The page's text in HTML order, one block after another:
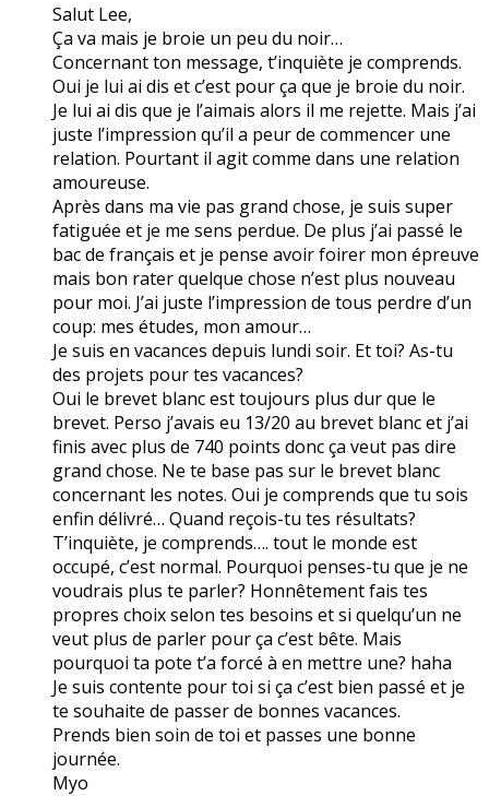
Salut Lee,
Ça va mais je broie un peu du noir…
Concernant ton message, t’inquiète je comprends.
Oui je lui ai dis et c’est pour ça que je broie du noir.
Je lui ai dis que je l’aimais alors il me rejette. Mais j’ai
juste l’impression qu’il a peur de commencer une
relation. Pourtant il agit comme dans une relation
amoureuse.
Après dans ma vie pas grand chose, je suis super
fatiguée et je me sens perdue. De plus j’ai passé le
bac de français et je pense avoir foirer mon épreuve
mais bon rater quelque chose n’est plus nouveau
pour moi. J’ai juste l’impression de tous perdre d’un
coup: mes études, mon amour…
Je suis en vacances depuis lundi soir. Et toi? As-tu
des projets pour tes vacances?
Oui le brevet blanc est toujours plus dur que le
brevet. Perso j’avais eu 13/20 au brevet blanc et j’ai
finis avec plus de 740 points donc ça veut pas dire
grand chose. Ne te base pas sur le brevet blanc
concernant les notes. Oui je comprends que tu sois
enfin délivré… Quand reçois-tu tes résultats?
T’inquiète, je comprends…. tout le monde est
occupé, c’est normal. Pourquoi penses-tu que je ne
voudrais plus te parler? Honnêtement fais tes
propres choix selon tes besoins et si quelqu’un ne
veut plus de parler pour ça c’est bête. Mais
pourquoi ta pote t’a forcé à en mettre une? haha
Je suis contente pour toi si ça c’est bien passé et je
te souhaite de passer de bonnes vacances.
Prends bien soin de toi et passes une bonne
journée.
Myo